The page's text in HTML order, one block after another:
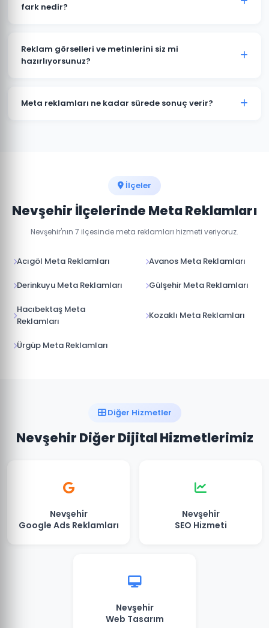
günlük 50 TL'den başlayan bütçelerle etkili
fark nedir?
yöneticisinden yönetilir. Nevşehir'daki hedef kitlenizin
hangi platformda daha aktif olduğuna göre bütçe
Reklam görselleri ve metinlerini siz mi
hazırlıyorsunuz?
reklam görselleri, video içerikler ve reklam metinleri
Meta reklamları ne kadar sürede sonuç verir?
İlçeler
Nevşehir İlçelerinde Meta Reklamları
Nevşehir'nın 7 ilçesinde meta reklamları hizmeti veriyoruz.
Acıgöl Meta Reklamları Avanos Meta Reklamları
Derinkuyu Meta Reklamları Gülşehir Meta Reklamları
Hacıbektaş Meta
Reklamları
Kozaklı Meta Reklamları
Ürgüp Meta Reklamları
Diğer Hizmetler
Nevşehir Diğer Dijital Hizmetlerimiz
Nevşehir
Google Ads Reklamları
Nevşehir
SEO Hizmeti
Nevşehir
Web Tasarım